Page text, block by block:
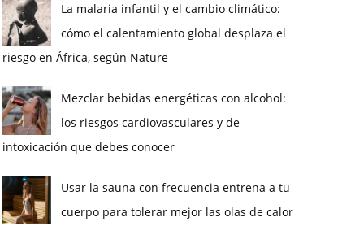
La malaria infantil y el cambio climático:
cómo el calentamiento global desplaza el
riesgo en África, según Nature
Mezclar bebidas energéticas con alcohol:
los riesgos cardiovasculares y de
intoxicación que debes conocer
Usar la sauna con frecuencia entrena a tu
cuerpo para tolerar mejor las olas de calor